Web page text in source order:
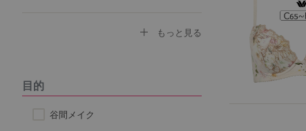
もっと見る
目的
谷間メイク